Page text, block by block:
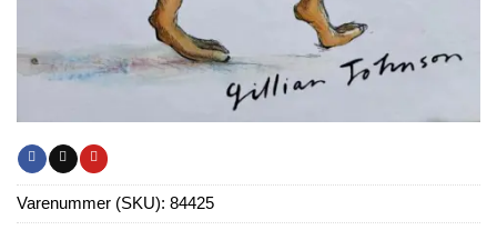
Varenummer (SKU): 84425